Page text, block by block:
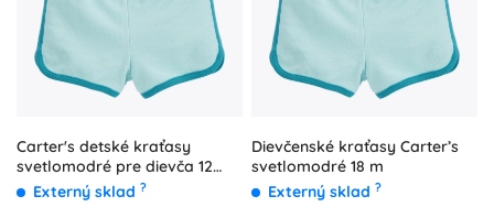
Carter's detské kraťasy
svetlomodré pre dievča 12
mesiacov
Externý sklad ?
Dievčenské kraťasy Carter’s
svetlomodré 18 m
Externý sklad ?